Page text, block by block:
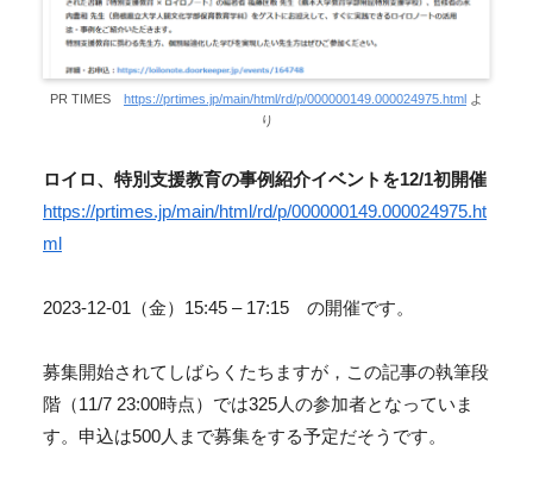
PR TIMES https://prtimes.jp/main/html/rd/p/000000149.000024975.html よ
り
ロイロ、特別支援教育の事例紹介イベントを12/1初開催
https://prtimes.jp/main/html/rd/p/000000149.000024975.ht
ml
2023-12-01（金）15:45 – 17:15 の開催です。
募集開始されてしばらくたちますが，この記事の執筆段
階（11/7 23:00時点）では325人の参加者となっていま
す。申込は500人まで募集をする予定だそうです。